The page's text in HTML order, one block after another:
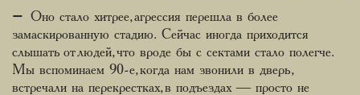
– Оно стало хитрее, агрессия перешла в более
замаскированную стадию. Сейчас иногда приходится
слышать от людей, что вроде бы с сектами стало полегче.
Мы вспоминаем 90-е, когда нам звонили в дверь,
встречали на перекрестках, в подъездах ― просто не